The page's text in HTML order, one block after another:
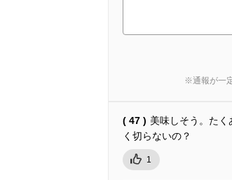
※通報が一
( 47 ) 美味しそう。たく
く切らないの？
1